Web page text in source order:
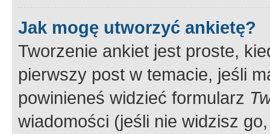
Jak mogę utworzyć ankietę?
Tworzenie ankiet jest proste,
pierwszy post w temacie, jeśli
powinieneś widzieć formularz
wiadomości (jeśli nie widzisz